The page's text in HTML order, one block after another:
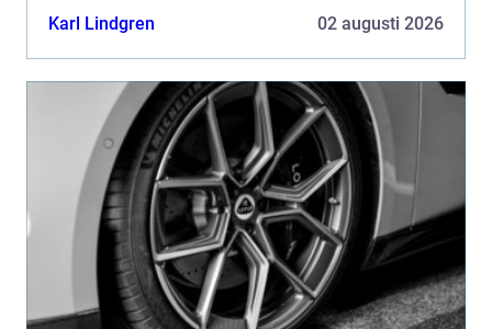
påverka ägare av äldre bilar är den planerade
Karl Lindgren 02 augusti 2026